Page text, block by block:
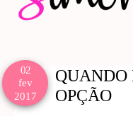
02
fev
2017
QUANDO
OPÇÃO